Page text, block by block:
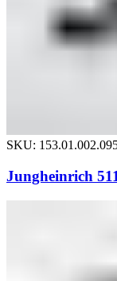
SKU:
Jungheinrich